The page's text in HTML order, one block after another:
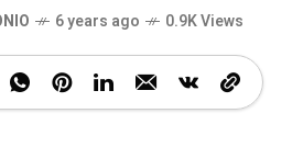
6 years ago 0.9K Views